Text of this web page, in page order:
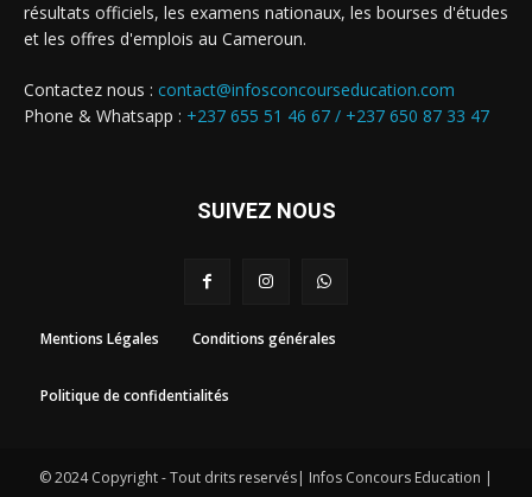
résultats officiels, les examens nationaux, les bourses d'études
et les offres d'emplois au Cameroun.
Contactez nous : contact@infosconcourseducation.com
Phone & Whatsapp : +237 655 51 46 67 / +237 650 87 33 47
SUIVEZ NOUS
Mentions Légales Conditions générales
Politique de confidentialités
© 2024 Copyright - Tout drits reservés| Infos Concours Education |